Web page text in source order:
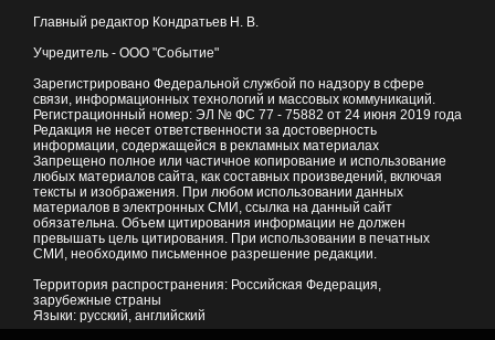
Главный редактор Кондратьев Н. В.
Учредитель - ООО "Событие"
Зарегистрировано Федеральной службой по надзору в сфере
связи, информационных технологий и массовых коммуникаций.
Регистрационный номер: ЭЛ № ФС 77 - 75882 от 24 июня 2019 года
Редакция не несет ответственности за достоверность
информации, содержащейся в рекламных материалах
Запрещено полное или частичное копирование и использование
любых материалов сайта, как составных произведений, включая
тексты и изображения. При любом использовании данных
материалов в электронных СМИ, ссылка на данный сайт
обязательна. Объем цитирования информации не должен
превышать цель цитирования. При использовании в печатных
СМИ, необходимо письменное разрешение редакции.
Территория распространения: Российская Федерация,
зарубежные страны
Языки: русский, английский